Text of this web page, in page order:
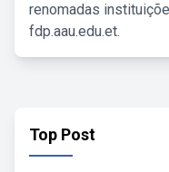
renomadas
fdp.aau.edu.et.
Top Post